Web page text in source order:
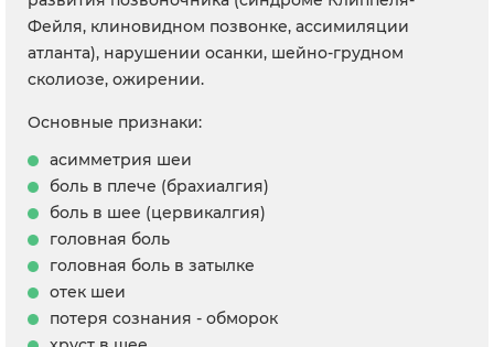
Фейля, клиновидном позвонке, ассимиляции
атланта), нарушении осанки, шейно-грудном
сколиозе, ожирении.
Основные признаки:
асимметрия шеи
боль в плече (брахиалгия)
боль в шее (цервикалгия)
головная боль
головная боль в затылке
отек шеи
потеря сознания - обморок